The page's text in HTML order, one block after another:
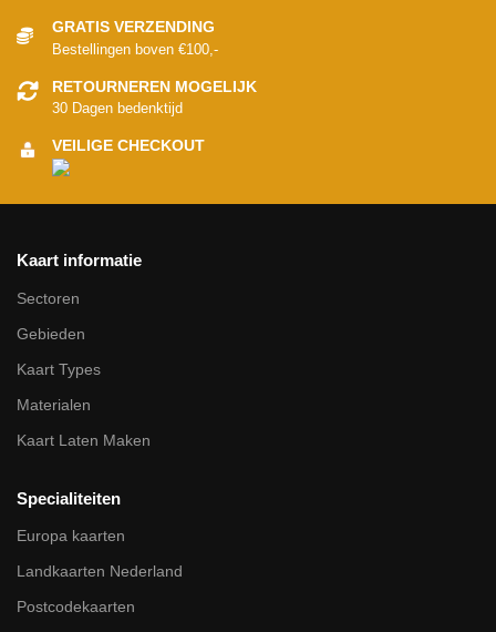
GRATIS VERZENDING
Bestellingen boven €100,-
RETOURNEREN MOGELIJK
30 Dagen bedenktijd
VEILIGE CHECKOUT
Kaart informatie
Sectoren
Gebieden
Kaart Types
Materialen
Kaart Laten Maken
Specialiteiten
Europa kaarten
Landkaarten Nederland
Postcodekaarten